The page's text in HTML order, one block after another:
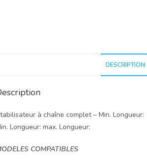
DESCRIPTION
à chaîne complet – Min. Longueur:
Longueur: max. Longueur:
COMPATIBLES